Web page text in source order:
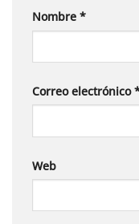
Nombre *
Correo electrónico
Web